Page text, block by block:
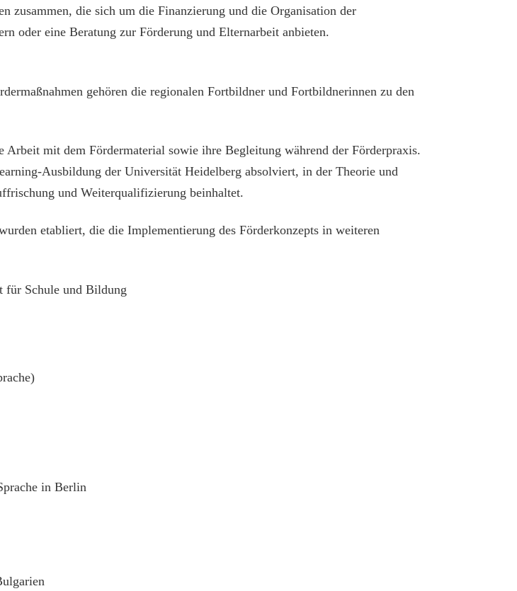
zusammen, die sich um die Finanzierung und die Organisation der
oder eine Beratung zur Förderung und Elternarbeit anbieten.
gehören die regionalen Fortbildner und Fortbildnerinnen zu den
mit dem Fördermaterial sowie ihre Begleitung während der Förderpraxis.
Ausbildung der Universität Heidelberg absolviert, in der Theorie und
und Weiterqualifizierung beinhaltet.
etabliert, die die Implementierung des Förderkonzepts in weiteren
für Schule und Bildung
in Berlin